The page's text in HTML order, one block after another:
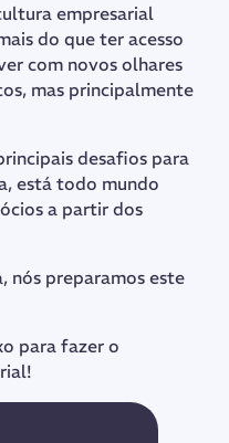
empresarial
do que ter acesso
com novos olhares
mas principalmente
desafios para
está todo mundo
a partir dos
nós preparamos este
para fazer o